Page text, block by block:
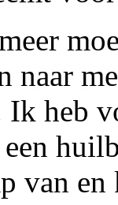
naar
Ik heb
een
van